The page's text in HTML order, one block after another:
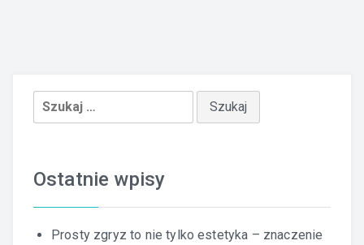
Szukaj:
Ostatnie wpisy
Prosty zgryz to nie tylko estetyka – znaczenie